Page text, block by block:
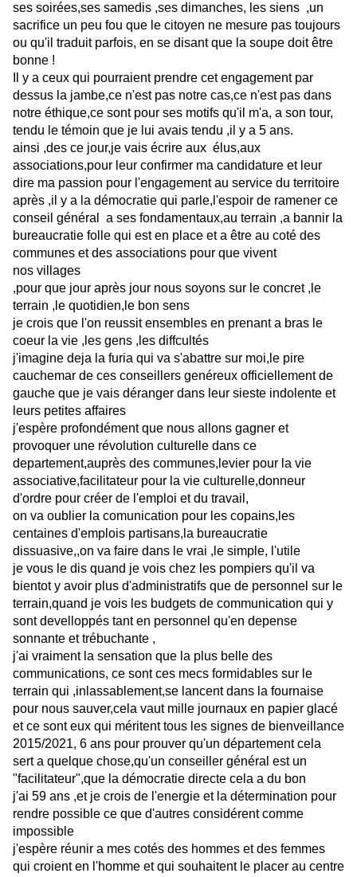
ses soirées,ses samedis ,ses dimanches, les siens ,un
sacrifice un peu fou que le citoyen ne mesure pas toujours
ou qu'il traduit parfois, en se disant que la soupe doit être
bonne !
Il y a ceux qui pourraient prendre cet engagement par
dessus la jambe,ce n'est pas notre cas,ce n'est pas dans
notre éthique,ce sont pour ses motifs qu'il m'a, a son tour,
tendu le témoin que je lui avais tendu ,il y a 5 ans.
ainsi ,des ce jour,je vais écrire aux élus,aux
associations,pour leur confirmer ma candidature et leur
dire ma passion pour l'engagement au service du territoire
après ,il y a la démocratie qui parle,l'espoir de ramener ce
conseil général a ses fondamentaux,au terrain ,a bannir la
bureaucratie folle qui est en place et a être au coté des
communes et des associations pour que vivent
nos villages
,pour que jour après jour nous soyons sur le concret ,le
terrain ,le quotidien,le bon sens
je crois que l'on reussit ensembles en prenant a bras le
coeur la vie ,les gens ,les diffcultés
j'imagine deja la furia qui va s'abattre sur moi,le pire
cauchemar de ces conseillers genéreux officiellement de
gauche que je vais déranger dans leur sieste indolente et
leurs petites affaires
j'espère profondément que nous allons gagner et
provoquer une révolution culturelle dans ce
departement,auprès des communes,levier pour la vie
associative,facilitateur pour la vie culturelle,donneur
d'ordre pour créer de l'emploi et du travail,
on va oublier la comunication pour les copains,les
centaines d'emplois partisans,la bureaucratie
dissuasive,,on va faire dans le vrai ,le simple, l'utile
je vous le dis quand je vois chez les pompiers qu'il va
bientot y avoir plus d'administratifs que de personnel sur le
terrain,quand je vois les budgets de communication qui y
sont develloppés tant en personnel qu'en depense
sonnante et trébuchante ,
j'ai vraiment la sensation que la plus belle des
communications, ce sont ces mecs formidables sur le
terrain qui ,inlassablement,se lancent dans la fournaise
pour nous sauver,cela vaut mille journaux en papier glacé
et ce sont eux qui méritent tous les signes de bienveillance
2015/2021, 6 ans pour prouver qu'un département cela
sert a quelque chose,qu'un conseiller général est un
"facilitateur",que la démocratie directe cela a du bon
j'ai 59 ans ,et je crois de l'energie et la détermination pour
rendre possible ce que d'autres considérent comme
impossible
j'espère réunir a mes cotés des hommes et des femmes
qui croient en l'homme et qui souhaitent le placer au centre